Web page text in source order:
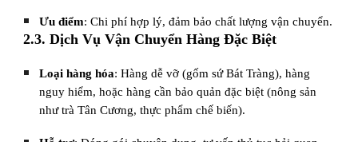
Ưu điểm: Chi phí hợp lý, đảm bảo chất lượng vận chuyển.
2.3. Dịch Vụ Vận Chuyển Hàng Đặc Biệt
Loại hàng hóa: Hàng dễ vỡ (gốm sứ Bát Tràng), hàng
nguy hiểm, hoặc hàng cần bảo quản đặc biệt (nông sản
như trà Tân Cương, thực phẩm chế biến).